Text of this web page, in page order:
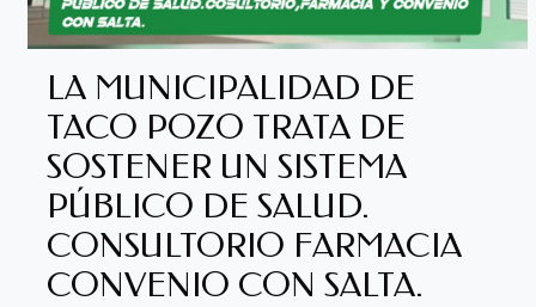
LA MUNICIPALIDAD DE
TACO POZO TRATA DE
SOSTENER UN SISTEMA
PÚBLICO DE SALUD.
CONSULTORIO FARMACIA
CONVENIO CON SALTA.